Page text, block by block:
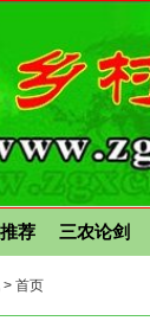
荐 三农论剑
> 首页